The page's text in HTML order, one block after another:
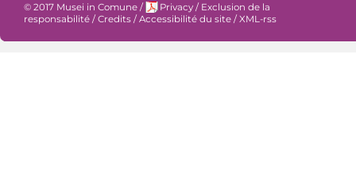
© 2017 Musei in Comune / Privacy / Exclusion de la
responsabilité / Credits / Accessibilité du site / XML-rss